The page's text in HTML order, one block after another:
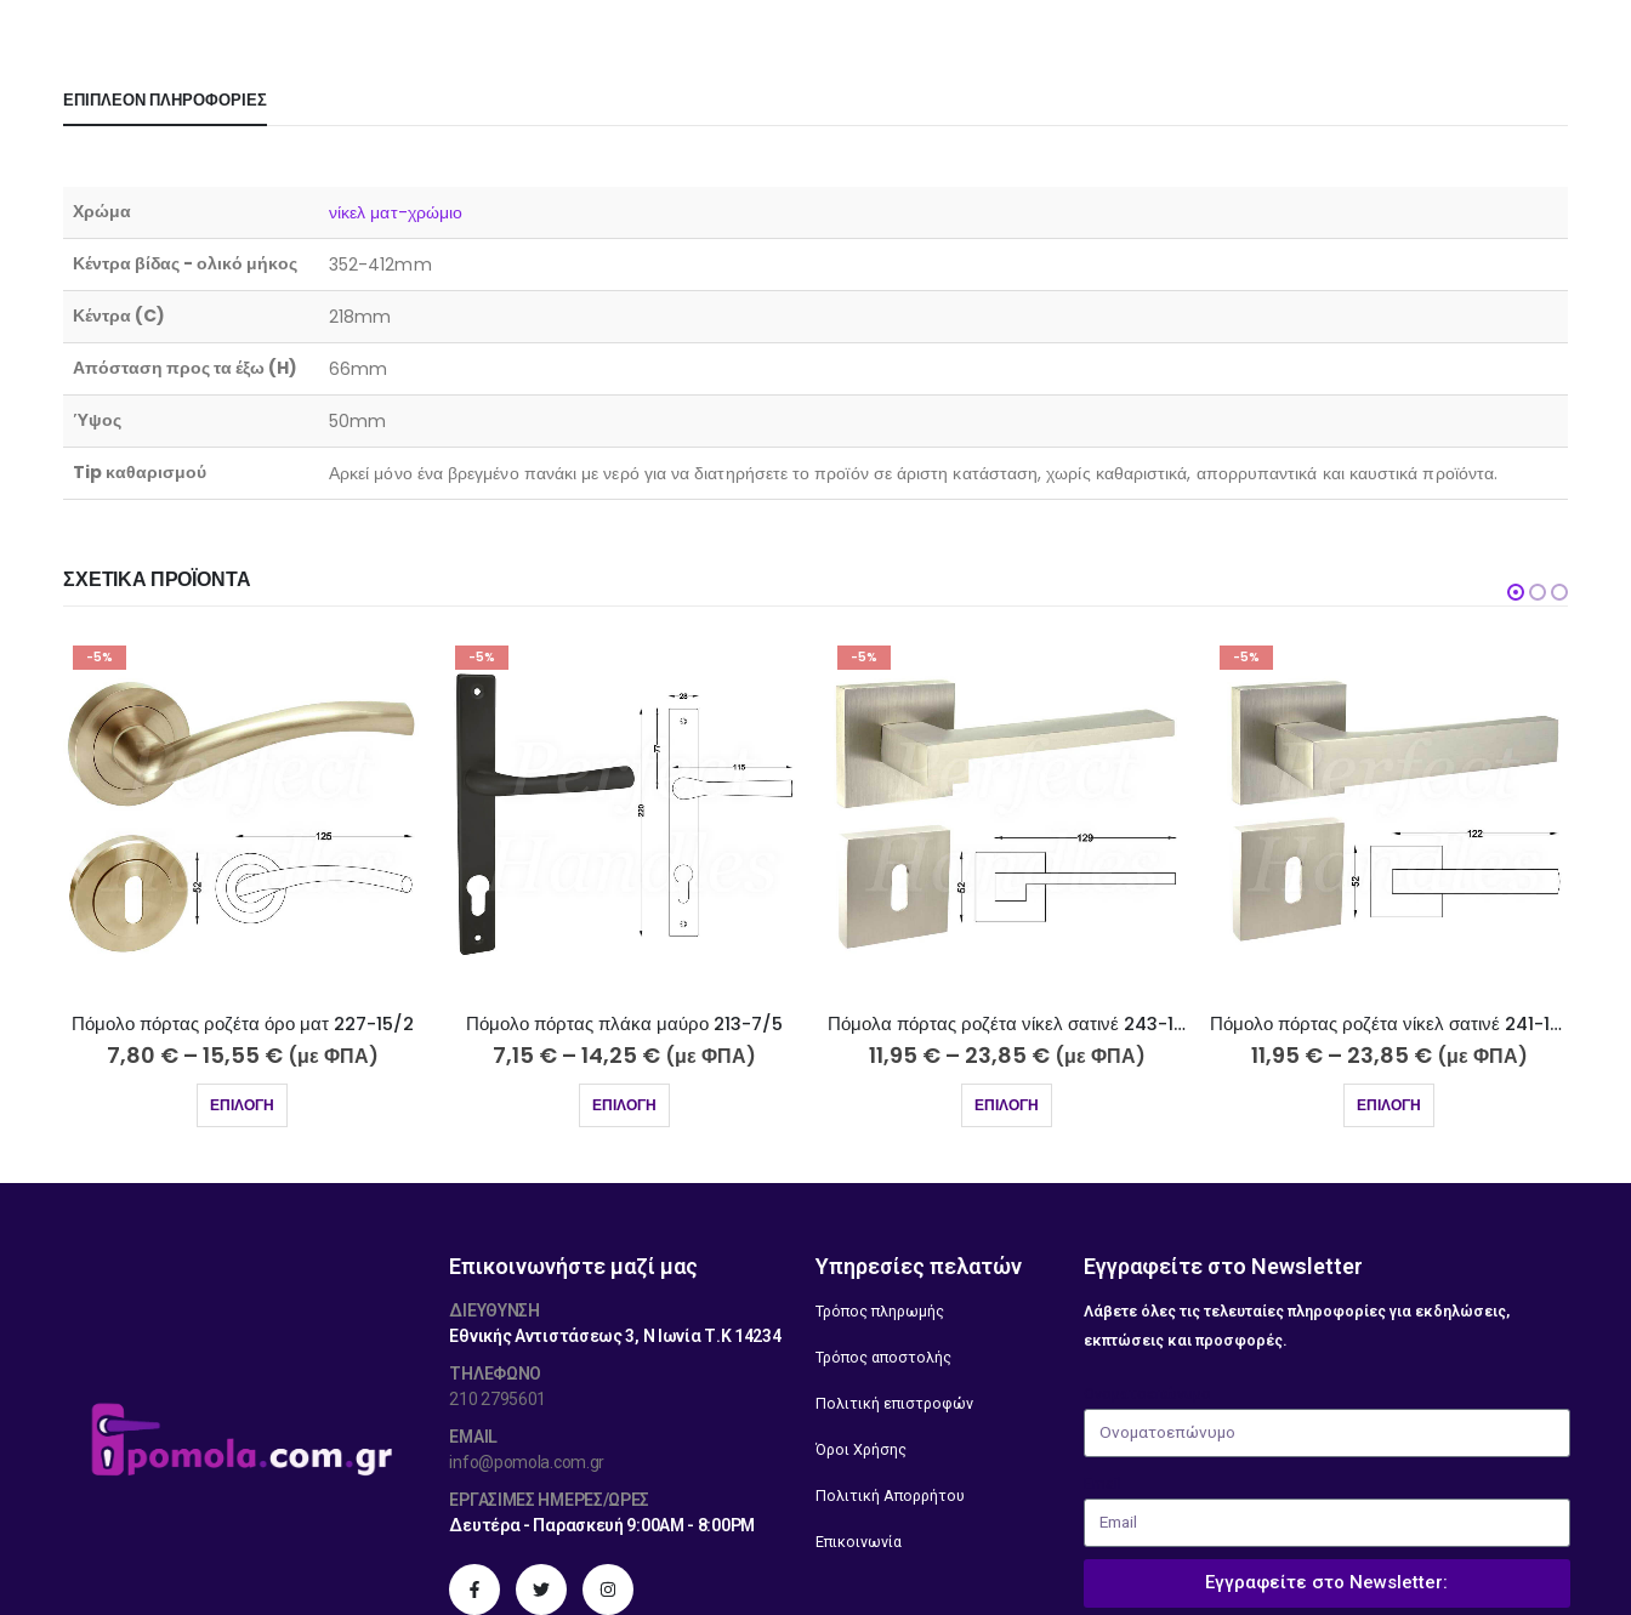
ΕΠΙΠΛΈΟΝ ΠΛΗΡΟΦΟΡΊΕΣ
Χρώμα νίκελ ματ-χρώμιο
Κέντρα βίδας - ολικό μήκος 352-412mm
Κέντρα (C) 218mm
Απόσταση προς τα έξω (H) 66mm
Ύψος 50mm
Tip καθαρισμού Αρκεί μόνο ένα βρεγμένο πανάκι με νερό για να διατηρήσετε το προϊόν σε άριστη κατάσταση, χωρίς καθαριστικά, απορρυπαντικά και καυστικά προϊόντα.
ΣΧΕΤΙΚΆ ΠΡΟΪΌΝΤΑ
-5%
Πόμολο πόρτας ροζέτα όρο ματ 227-15/2
7,80 € – 15,55 € (με ΦΠΑ)
ΕΠΙΛΟΓΉ
-5%
Πόμολο πόρτας πλάκα μαύρο 213-7/5
7,15 € – 14,25 € (με ΦΠΑ)
ΕΠΙΛΟΓΉ
-5%
Πόμολα πόρτας ροζέτα νίκελ σατινέ 243-17/2
11,95 € – 23,85 € (με ΦΠΑ)
ΕΠΙΛΟΓΉ
-5%
Πόμολο πόρτας ροζέτα νίκελ σατινέ 241-17/2
11,95 € – 23,85 € (με ΦΠΑ)
ΕΠΙΛΟΓΉ
Επικοινωνήστε μαζί μας
ΔΙΕΎΘΥΝΣΗ
Εθνικής Αντιστάσεως 3, Ν Ιωνία Τ.Κ 14234
ΤΗΛΕΦΩΝΟ
210 2795601
EMAIL
info@pomola.com.gr
ΕΡΓΆΣΙΜΕΣ ΗΜΈΡΕΣ/ΏΡΕΣ
Δευτέρα - Παρασκευή 9:00AM - 8:00PM
Υπηρεσίες πελατών
Τρόπος πληρωμής
Τρόπος αποστολής
Πολιτική επιστροφών
Όροι Χρήσης
Πολιτική Απορρήτου
Επικοινωνία
Εγγραφείτε στο Newsletter
Λάβετε όλες τις τελευταίες πληροφορίες για εκδηλώσεις,
εκπτώσεις και προσφορές.
Εγγραφείτε στο Newsletter: